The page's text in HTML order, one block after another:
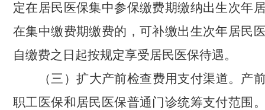
定在居民医保集中参保缴费期缴纳出生次年
在集中缴费期缴费的，可补缴出生次年居民
自缴费之日起按规定享受居民医保待遇。
（三）扩大产前检查费用支付渠道。 产
职工医保和居民医保普通门诊统筹支付范围